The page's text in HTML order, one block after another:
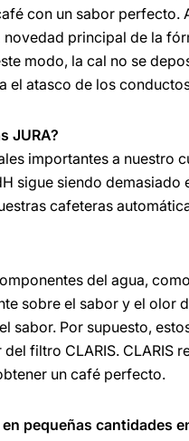
con un sabor perfecto.
principal de la
modo, la cal no se
el atasco de los
JURA?
importantes a nuestro
sigue siendo
cafeteras
del agua,
sobre el sabor y el olor
Por supuesto,
filtro CLARIS. CLARIS
un café perfecto.
pequeñas cantidades